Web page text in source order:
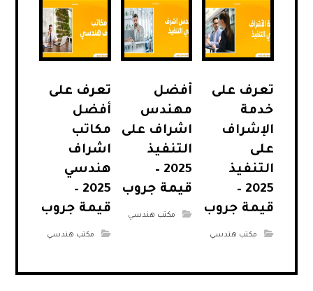
تعرف على
خدمة
الإشراف
على
التنفيذ
2025 –
قيمة جروب
مكتب هندسي
أفضل
مهندس
اشراف على
التنفيذ
2025 –
قيمة جروب
مكتب هندسي
تعرف على
أفضل
مكاتب
اشراف
هندسي
2025 –
قيمة جروب
مكتب هندسي